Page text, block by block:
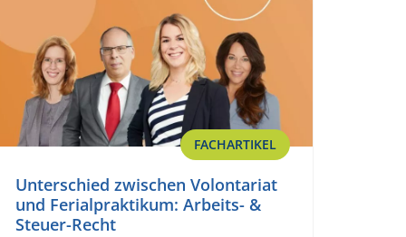
FACHARTIKEL
Unterschied zwischen Volontariat
und Ferialpraktikum: Arbeits- &
Steuer-Recht